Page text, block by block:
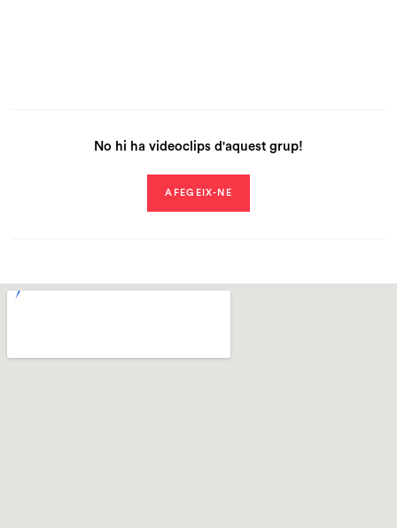
No hi ha videoclips d'aquest grup!
AFEGEIX-NE